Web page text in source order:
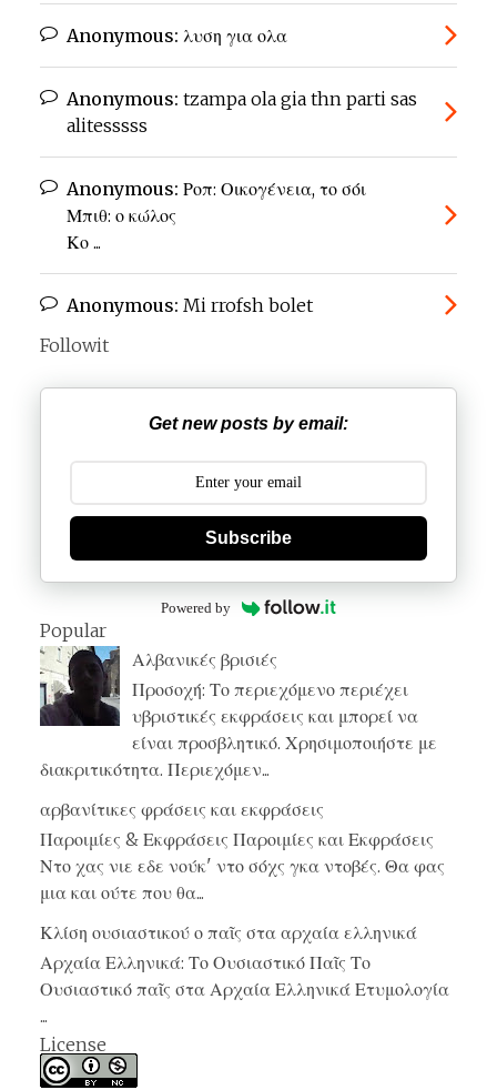
Anonymous: λυση για ολα
Anonymous: tzampa ola gia thn parti sas
alitesssss
Anonymous: Ροπ: Οικογένεια, το σόι
Μπιθ: ο κώλος
Κο ...
Anonymous: Mi rrofsh bolet
Followit
Get new posts by email:
Subscribe
Powered by
Popular
Αλβανικές βρισιές
Προσοχή: Το περιεχόμενο περιέχει
υβριστικές εκφράσεις και μπορεί να
είναι προσβλητικό. Χρησιμοποιήστε με
διακριτικότητα. Περιεχόμεν...
αρβανίτικες φράσεις και εκφράσεις
Παροιμίες & Εκφράσεις Παροιμίες και Εκφράσεις
Ντο χας νιε εδε νούκ' ντο σόχς γκα ντοβές. Θα φας
μια και ούτε που θα...
Κλίση ουσιαστικού ο παῖς στα αρχαία ελληνικά
Αρχαία Ελληνικά: Το Ουσιαστικό Παῖς Το
Ουσιαστικό παῖς στα Αρχαία Ελληνικά Ετυμολογία
...
License